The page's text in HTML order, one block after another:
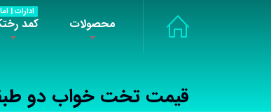
محصولات کمد
ادارات |
قیمت تخت خواب دو